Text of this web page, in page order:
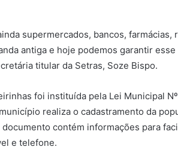
supermercados, bancos,
antiga e hoje podemos garantir
titular da Setras, Soze Bispo.
foi instituída pela Lei Municipal
realiza o cadastramento da
documento contém informações para
e telefone.